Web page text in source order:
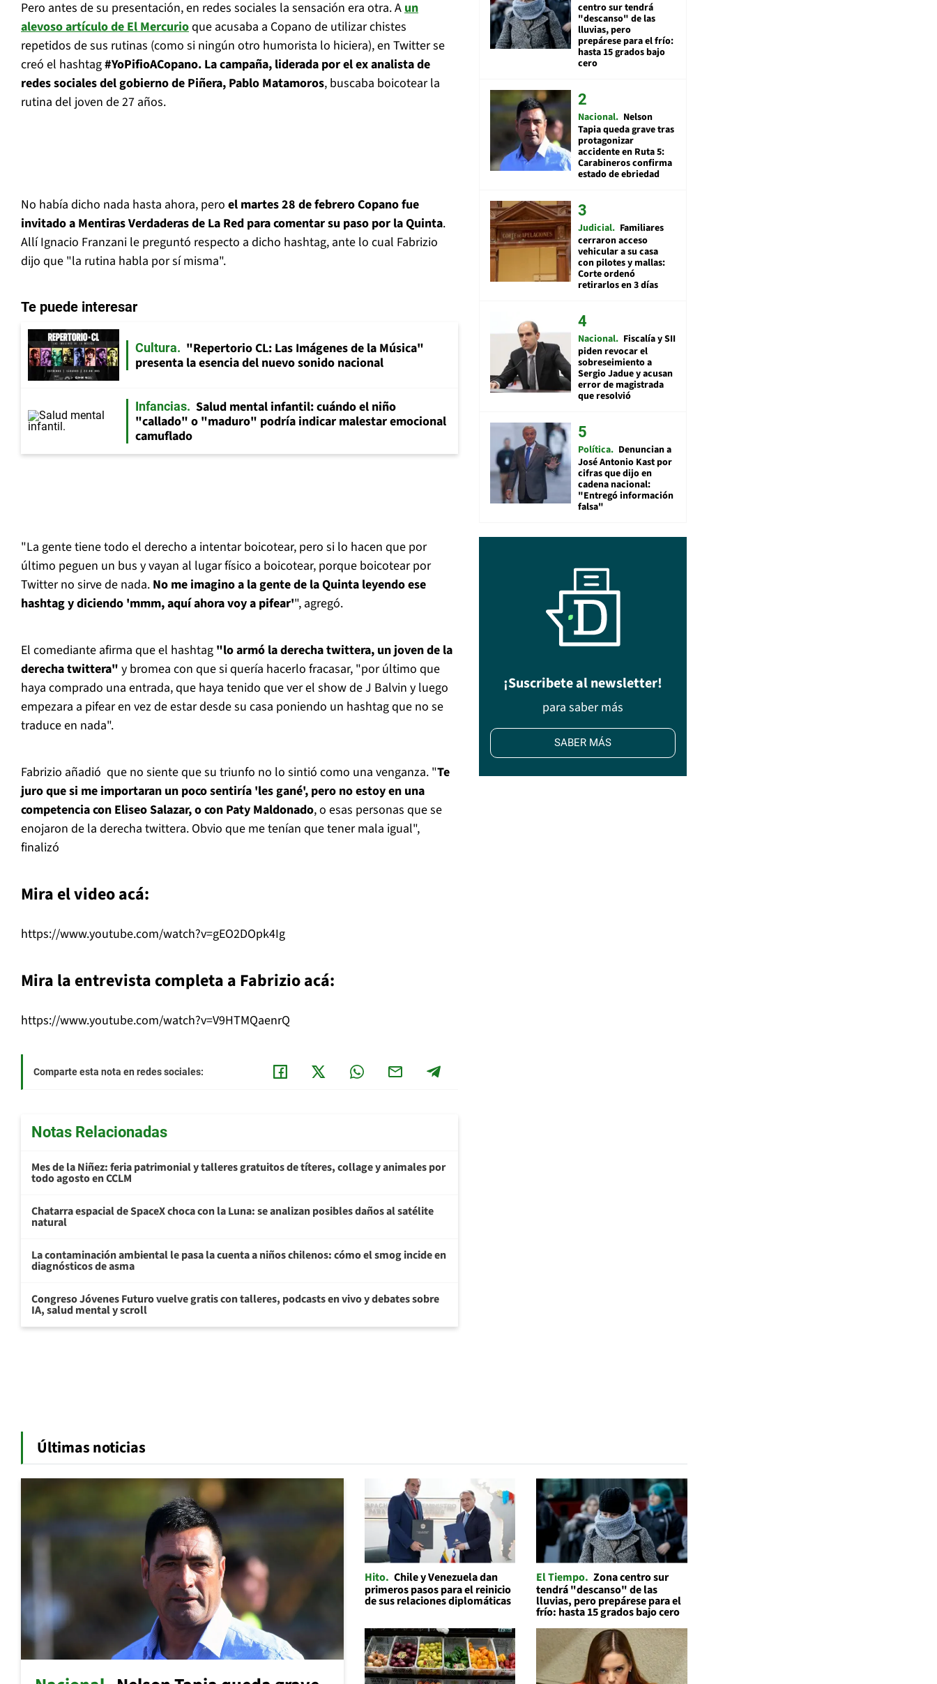
Pero antes de su presentación, en redes sociales la sensación era otra. Aun
alevoso artículo de El Mercurioque acusaba a Copano de utilizar chistes
repetidos de sus rutinas (como si ningún otro humorista lo hiciera), en Twitter se
creó el hashtag#YoPifioACopano. La campaña, liderada por el ex analista de
redes sociales del gobierno de Piñera, Pablo Matamoros, buscaba boicotear la
rutina del joven de 27 años.
No había dicho nada hasta ahora, pero el martes 28 de febrero Copano fue
invitado a Mentiras Verdaderas de La Red para comentar su paso por la Quinta.
Allí Ignacio Franzani le preguntó respecto a dicho hashtag, ante lo cual Fabrizio
dijo que "la rutina habla por sí misma".
Te puede interesar
Cultura
"Repertorio CL: Las Imágenes de la Música"
presenta la esencia del nuevo sonido nacional
Infancias
Salud mental infantil: cuándo el niño
"callado" o "maduro" podría indicar malestar emocional
camuflado
"La gente tiene todo el derecho a intentar boicotear, pero si lo hacen que por
último peguen un bus y vayan al lugar físico a boicotear, porque boicotear por
Twitter no sirve de nada. No me imagino a la gente de la Quinta leyendo ese
hashtag y diciendo 'mmm, aquí ahora voy a pifear'", agregó.
El comediante afirma que el hashtag "lo armó la derecha twittera, un joven de la
derecha twittera" y bromea con que si quería hacerlo fracasar, "por último que
haya comprado una entrada, que haya tenido que ver el show de J Balvin y luego
empezara a pifear en vez de estar desde su casa poniendo un hashtag que no se
traduce en nada".
Fabrizio añadió que no siente que su triunfo no lo sintió como una venganza. "Te
juro que si me importaran un poco sentiría 'les gané', pero no estoy en una
competencia con Eliseo Salazar, o con Paty Maldonado, o esas personas que se
enojaron de la derecha twittera. Obvio que me tenían que tener mala igual",
finalizó
Mira el video acá:
https://www.youtube.com/watch?v=gEO2DOpk4Ig
Mira la entrevista completa a Fabrizio acá:
https://www.youtube.com/watch?v=V9HTMQaenrQ
Comparte esta nota en redes sociales:
Notas Relacionadas
Mes de la Niñez: feria patrimonial y talleres gratuitos de títeres, collage y animales por
todo agosto en CCLM
Chatarra espacial de SpaceX choca con la Luna: se analizan posibles daños al satélite
natural
La contaminación ambiental le pasa la cuenta a niños chilenos: cómo el smog incide en
diagnósticos de asma
Congreso Jóvenes Futuro vuelve gratis con talleres, podcasts en vivo y debates sobre
IA, salud mental y scroll
centro sur tendrá
"descanso" de las
lluvias, pero
prepárese para el frío:
hasta 15 grados bajo
cero
Nacional Nelson
Tapia queda grave tras
protagonizar
accidente en Ruta 5:
Carabineros confirma
estado de ebriedad
Judicial Familiares
cerraron acceso
vehicular a su casa
con pilotes y mallas:
Corte ordenó
retirarlos en 3 días
Nacional Fiscalía y SII
piden revocar el
sobreseimiento a
Sergio Jadue y acusan
error de magistrada
que resolvió
Política Denuncian a
José Antonio Kast por
cifras que dijo en
cadena nacional:
"Entregó información
falsa"
¡Suscribete al newsletter!
para saber más
SABER MÁS
Últimas noticias
Hito Chile y Venezuela dan
primeros pasos para el reinicio
de sus relaciones diplomáticas
El Tiempo Zona centro sur
tendrá "descanso" de las
lluvias, pero prepárese para el
frío: hasta 15 grados bajo cero